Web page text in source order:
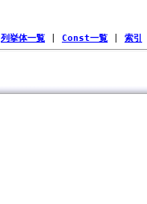
列挙体一覧 Const一覧 索引